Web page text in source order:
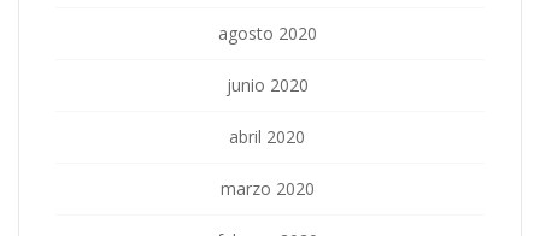
agosto 2020
junio 2020
abril 2020
marzo 2020